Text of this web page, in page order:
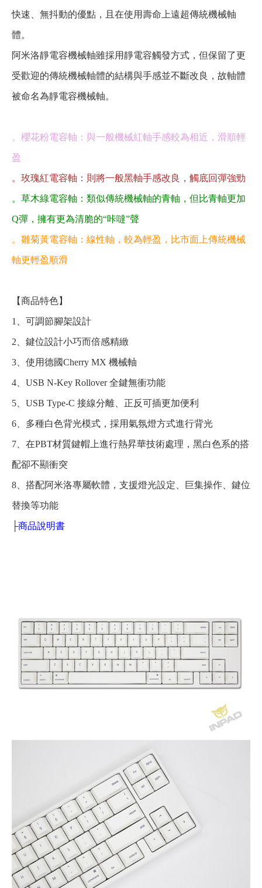
快速、無抖動的優點，且在使用壽命上遠超傳統機械軸
體。
阿米洛靜電容機械軸雖採用靜電容觸發方式，但保留了更
受歡迎的傳統機械軸體的結構與手感並不斷改良，故軸體
被命名為靜電容機械軸。
。櫻花粉電容軸：與一般機械紅軸手感較為相近，滑順輕
盈
。玫瑰紅電容軸：則將一般黑軸手感改良，觸底回彈強勁
。草木綠電容軸：類似傳統機械軸的青軸，但比青軸更加
Q彈，擁有更為清脆的“咔噠”聲
。雛菊黃電容軸：線性軸，較為輕盈，比市面上傳統機械
軸更輕盈順滑
【商品特色】
1、可調節腳架設計
2、鍵位設計小巧而倍感精緻
3、使用德國Cherry MX 機械軸
4、USB N-Key Rollover 全鍵無衝功能
5、USB Type-C 接線分離、正反可插更加便利
6、多種白色背光模式，採用氣氛燈方式進行背光
7、在PBT材質鍵帽上進行熱昇華技術處理，黑白色系的搭
配卻不顯衝突
8、搭配阿米洛專屬軟體，支援燈光設定、巨集操作、鍵位
替換等功能
├商品說明書